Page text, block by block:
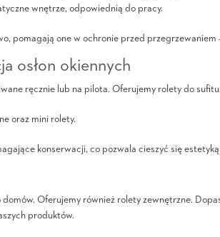
wnętrze, odpowiednią do pracy.
pomagają one w ochronie przed
osłon okiennych
ręcznie lub na pilota. Oferujemy rolety do
oraz mini rolety.
konserwacji, co pozwala cieszyć się
Oferujemy również rolety zewnętrzne.
produktów.